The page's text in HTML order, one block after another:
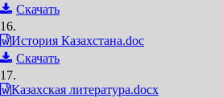
Скачать
16.
История Казахстана.doc
Скачать
17.
Казахская литература.docx